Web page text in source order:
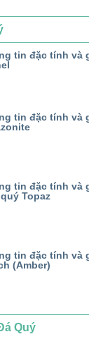
tin đặc tính và
tin đặc tính và
tin đặc tính và
Topaz
tin đặc tính và
(Amber)
Quý